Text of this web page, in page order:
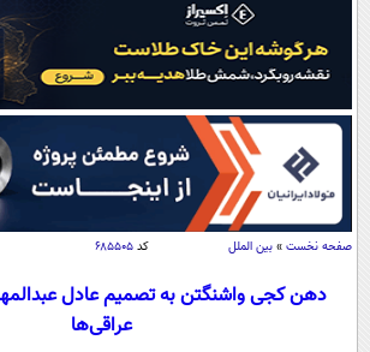
نظرسنجی
آب و هوا
اوقات شرعی
سواد زندگی
اقتصاد
اقتصادی
خودرو
جامعه
اجتماعی
ورزشی
صفحه نخست » بین الملل کد ۶۸۵۵۰۵
دهن کجی واشنگتن به تصمیم عادل
عراقی‌ها